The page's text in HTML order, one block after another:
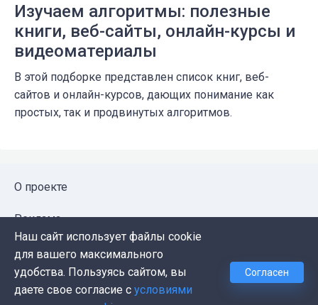
Изучаем алгоритмы: полезные
книги, веб-сайты, онлайн-курсы и
видеоматериалы
В этой подборке представлен список книг, веб-
сайтов и онлайн-курсов, дающих понимание как
простых, так и продвинутых алгоритмов.
О проекте
Реклама
Публичная оферта
Политика конфиденциальности
Наш сайт использует файлы cookie
для вашего максимального
удобства. Пользуясь сайтом, вы
даете свое согласие с условиями
Согласен